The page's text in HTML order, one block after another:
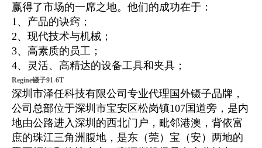
赢得了市场的一席之地。他们的成功在于：
1、产品的诀窍；
2、现代技术与机械；
3、高素质的员工；
4、灵活、高精达的设备工具和夹具；
Regine镊子91-6T
深圳市泽任科技有限公司专业代理国外镊子品牌，
公司总部位于深圳市宝安区松岗镇107国道旁，是内
地由公路进入深圳的西北门户，毗邻港澳，背依富
庶的珠江三角洲腹地，是东（莞）宝（安）两地的